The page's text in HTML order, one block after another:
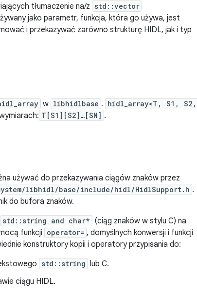
tłumaczenie na/z std::vector
jako parametr, funkcja, która go używa, jest
i przekazywać zarówno strukturę HIDL, jak i typ
w libhidlbase . hidl_array<T, S1, S2,
T[S1][S2]…[SN] .
używać do przekazywania ciągów znaków przez
libhidl/base/include/hidl/HidlSupport.h .
do bufora znaków.
std::string and char* (ciąg znaków w stylu C) na
funkcji operator= , domyślnych konwersji i funkcji
konstruktory kopii i operatory przypisania do:
std::string lub C.
ciągu HIDL.